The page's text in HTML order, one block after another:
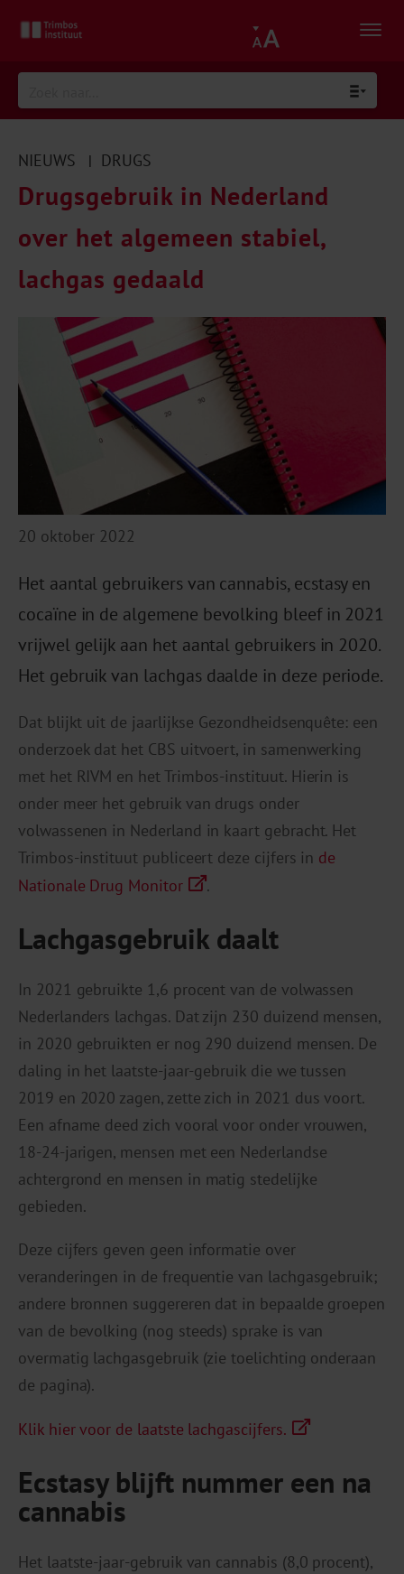
NIEUWS | DRUGS
Drugsgebruik in Nederland
over het algemeen stabiel,
lachgas gedaald
20 oktober 2022
Het aantal gebruikers van cannabis, ecstasy en
cocaïne in de algemene bevolking bleef in 2021
vrijwel gelijk aan het aantal gebruikers in 2020.
Het gebruik van lachgas daalde in deze periode.
Dat blijkt uit de jaarlijkse Gezondheidsenquête: een
onderzoek dat het CBS uitvoert, in samenwerking
met het RIVM en het Trimbos-instituut. Hierin is
onder meer het gebruik van drugs onder
volwassenen in Nederland in kaart gebracht. Het
Trimbos-instituut publiceert deze cijfers in de
Nationale Drug Monitor
.
Lachgasgebruik daalt
In 2021 gebruikte 1,6 procent van de volwassen
Nederlanders lachgas. Dat zijn 230 duizend mensen,
in 2020 gebruikten er nog 290 duizend mensen. De
daling in het laatste-jaar-gebruik die we tussen
2019 en 2020 zagen, zette zich in 2021 dus voort.
Een afname deed zich vooral voor onder vrouwen,
18-24-jarigen, mensen met een Nederlandse
achtergrond en mensen in matig stedelijke
gebieden.
Deze cijfers geven geen informatie over
veranderingen in de frequentie van lachgasgebruik;
andere bronnen suggereren dat in bepaalde groepen
van de bevolking (nog steeds) sprake is van
overmatig lachgasgebruik (zie toelichting onderaan
de pagina).
Klik hier voor de laatste lachgascijfers.
Ecstasy blijft nummer een na
cannabis
Het laatste-jaar-gebruik van cannabis (8,0 procent),